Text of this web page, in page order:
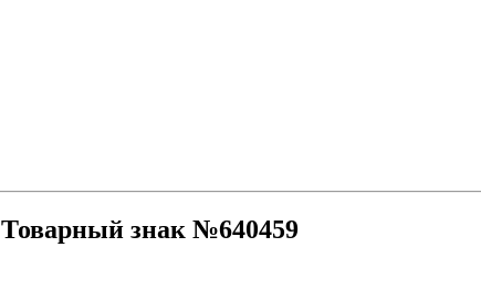
Товарный знак №640459